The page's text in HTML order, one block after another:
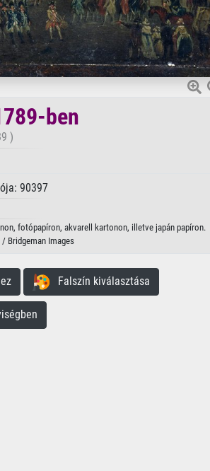
ben
)
90397
fotópapíron, akvarell kartonon, illetve japán papíron.
/ Bridgeman Images
Falszín kiválasztása